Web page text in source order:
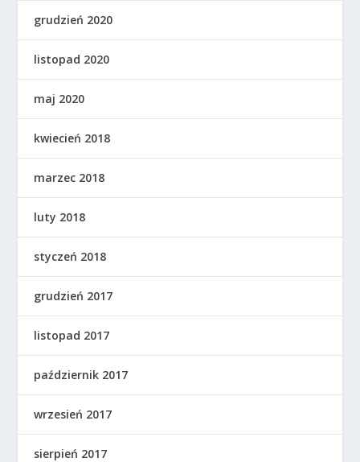
grudzień 2020
listopad 2020
maj 2020
kwiecień 2018
marzec 2018
luty 2018
styczeń 2018
grudzień 2017
listopad 2017
październik 2017
wrzesień 2017
sierpień 2017